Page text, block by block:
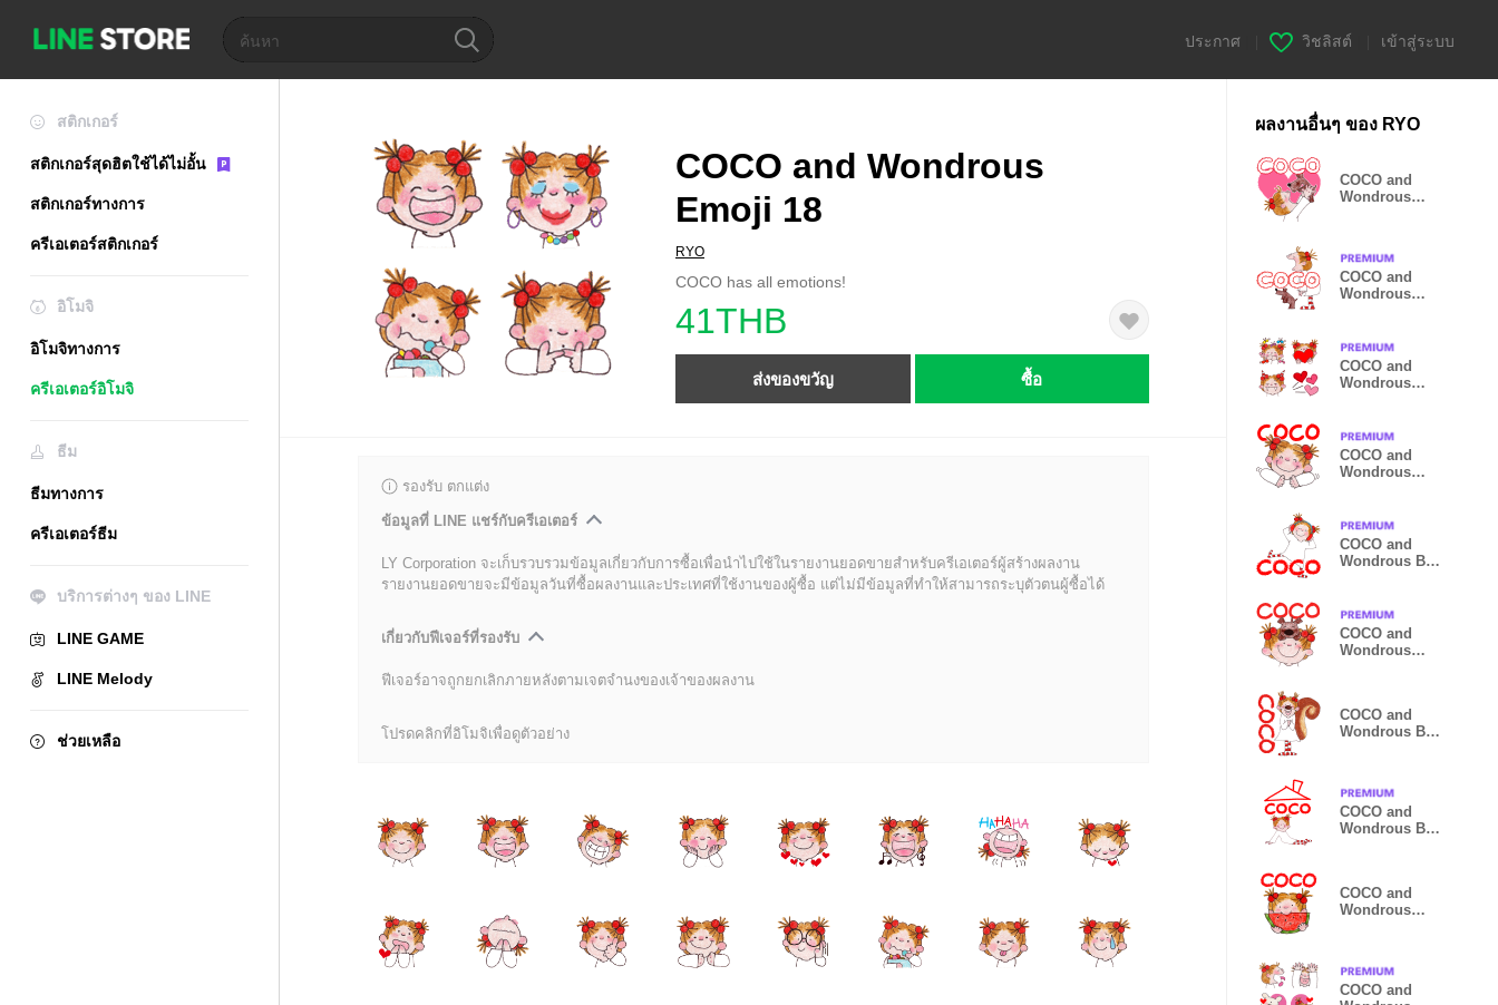
ประกาศ วิชลิสต์ เข้าสู่ระบบ
สติกเกอร์
สติกเกอร์สุดฮิตใช้ได้ไม่อั้น
สติกเกอร์ทางการ
ครีเอเตอร์สติกเกอร์
อิโมจิ
อิโมจิทางการ
ครีเอเตอร์อิโมจิ
ธีม
ธีมทางการ
ครีเอเตอร์ธีม
บริการต่างๆ ของ LINE
LINE GAME
LINE Melody
ช่วยเหลือ
COCO and Wondrous
Emoji 18
RYO
COCO has all emotions!
41THB
ส่งของขวัญ ซื้อ
รองรับ ตกแต่ง
ข้อมูลที่ LINE แชร์กับครีเอเตอร์
LY Corporation จะเก็บรวบรวมข้อมูลเกี่ยวกับการซื้อเพื่อนำไปใช้ในรายงานยอดขายสำหรับครีเอเตอร์ผู้สร้างผลงาน
รายงานยอดขายจะมีข้อมูลวันที่ซื้อผลงานและประเทศที่ใช้งานของผู้ซื้อ แต่ไม่มีข้อมูลที่ทำให้สามารถระบุตัวตนผู้ซื้อได้
เกี่ยวกับฟีเจอร์ที่รองรับ
ฟีเจอร์อาจถูกยกเลิกภายหลังตามเจตจำนงของเจ้าของผลงาน
โปรดคลิกที่อิโมจิเพื่อดูตัวอย่าง
ผลงานอื่นๆ ของ RYO
COCO and
Wondrous
COCO and
Wondrous
COCO and
Wondrous
COCO and
Wondrous
COCO and
Wondrous BIG
COCO and
Wondrous
COCO and
Wondrous BIG
COCO and
Wondrous BIG
COCO and
Wondrous
COCO and